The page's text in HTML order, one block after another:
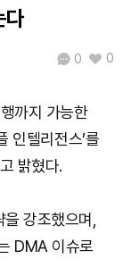
₩
91,348,714(+0.80%)
다
0 0
까지 가능한
인텔리전스’를
밝혔다.
강조했으며,
DMA 이슈로